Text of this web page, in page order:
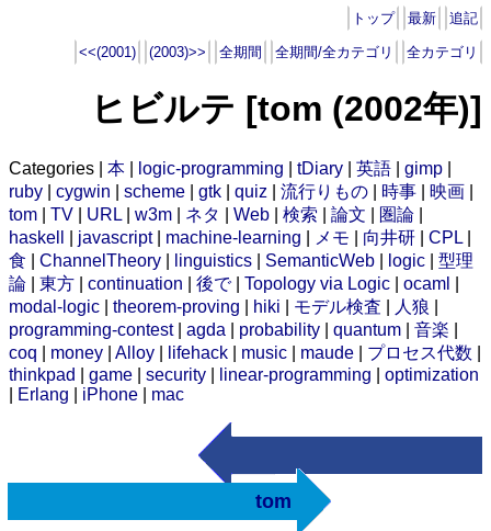
トップ 最新 追記
<<(2001) (2003)>> 全期間 全期間/全カテゴリ 全カテゴリ
ヒビルテ [tom (2002年)]
Categories | 本 logic-programming tDiary 英語 gimp
ruby
cygwin scheme gtk quiz 流行りもの 時事 映画
tom
TV URL w3m ネタ Web 検索 論文 圏論
haskell
javascript| machine-learning メモ 向井研 CPL
食
ChannelTheory linguistics SemanticWeb logic
型理
論
東方 continuation 後で| Topology via Logic ocaml
modal-logic
theorem-proving hiki モデル検査 人狼
programming-contest| agda probability quantum 音楽
coq
money Alloy lifehack music maude プロセス代数
thinkpad
game security linear-programming
optimization
Erlang iPhone mac
tom